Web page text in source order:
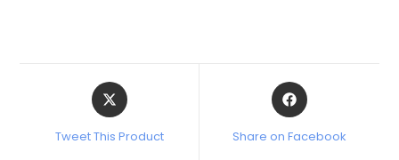
Tweet This Product Share on Facebook